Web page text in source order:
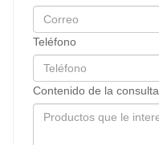
Teléfono
Contenido de la consulta